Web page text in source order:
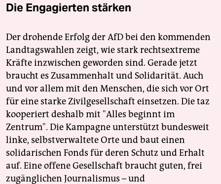
Die Engagierten stärken
Der drohende Erfolg der AfD bei den kommenden
Landtagswahlen zeigt, wie stark rechtsextreme
Kräfte inzwischen geworden sind. Gerade jetzt
braucht es Zusammenhalt und Solidarität. Auch
und vor allem mit den Menschen, die sich vor Ort
für eine starke Zivilgesellschaft einsetzen. Die taz
kooperiert deshalb mit "Alles beginnt im
Zentrum". Die Kampagne unterstützt bundesweit
linke, selbstverwaltete Orte und baut einen
solidarischen Fonds für deren Schutz und Erhalt
auf. Eine offene Gesellschaft braucht guten, frei
zugänglichen Journalismus – und